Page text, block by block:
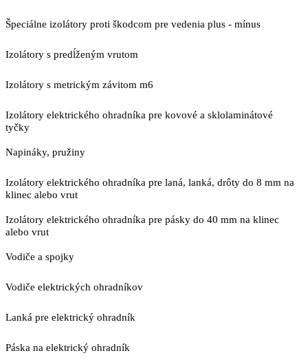
Špeciálne izolátory proti škodcom pre vedenia plus - mínus
Izolátory s predĺženým vrutom
Izolátory s metrickým závitom m6
Izolátory elektrického ohradníka pre kovové a sklolaminátové
tyčky
Napináky, pružiny
Izolátory elektrického ohradníka pre laná, lanká, drôty do 8 mm na
klinec alebo vrut
Izolátory elektrického ohradníka pre pásky do 40 mm na klinec
alebo vrut
Vodiče a spojky
Vodiče elektrických ohradníkov
Lanká pre elektrický ohradník
Páska na elektrický ohradník